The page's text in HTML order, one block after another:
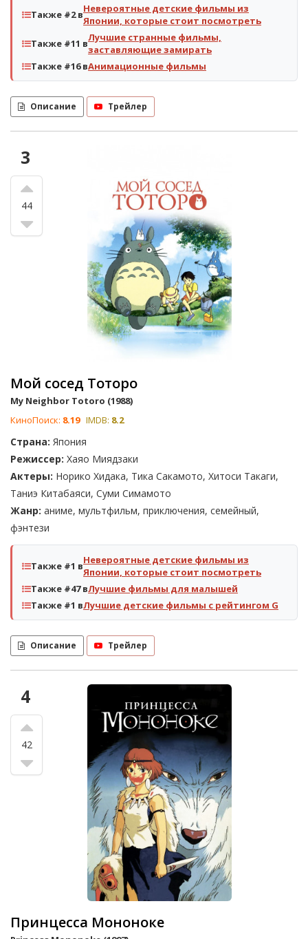
Также #2 вНевероятные детские фильмы из
Японии, которые стоит посмотреть
Также #11 вЛучшие странные фильмы,
заставляющие замирать
Также #16 вАнимационные фильмы
Описание Трейлер
3
44
Мой сосед Тоторо
My Neighbor Totoro (1988)
КиноПоиск: 8.19 IMDB: 8.2
Страна: Япония
Режиссер: Хаяо Миядзаки
Актеры: Норико Хидака, Тика Сакамото, Хитоси Такаги,
Таниэ Китабаяси, Суми Симамото
Жанр: аниме, мультфильм, приключения, семейный,
фэнтези
Также #1 вНевероятные детские фильмы из
Японии, которые стоит посмотреть
Также #47 вЛучшие фильмы для малышей
Также #1 вЛучшие детские фильмы с рейтингом G
Описание Трейлер
4
42
Принцесса Мононоке